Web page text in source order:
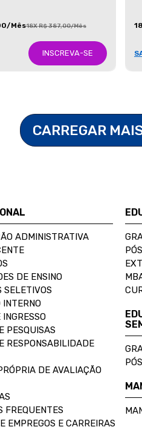
Mês18X R$ 387,00/Mês
INSCREVA-SE
CARREGAR
ADMINISTRATIVA
DE ENSINO
SELETIVOS
INTERNO
PESQUISAS
RESPONSABILIDADE
DE AVALIAÇÃO
FREQUENTES
EMPREGOS E CARREIRAS